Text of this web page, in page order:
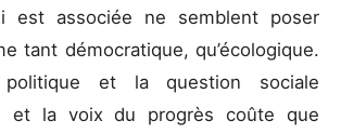
est associée ne semblent poser
tant démocratique, qu’écologique.
et la question sociale
et la voix du progrès coûte que